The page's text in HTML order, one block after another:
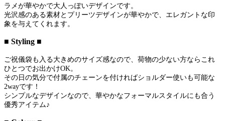
ラメが華やかで大人っぽいデザインです。
光沢感のある素材とプリーツデザインが華やかで、エレガントな印
象を与えてくれます。
■ Styling ■
ご祝儀袋も入る大きめのサイズ感なので、荷物の少ない方ならこれ
ひとつでお出かけOK。
その日の気分で付属のチェーンを付ければショルダー使いも可能な
2wayです！
シンプルなデザインなので、華やかなフォーマルスタイルにも合う
優秀アイテム♪